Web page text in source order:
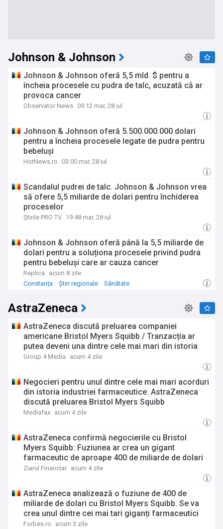
Johnson & Johnson
Johnson & Johnson oferă 5,5 mld. $ pentru a
încheia procesele cu pudra de talc, acuzată că ar
provoca cancer
Observator News 09:12 mar, 28 iul
Johnson & Johnson oferă 5.500.000.000 dolari
pentru a încheia procesele legate de pudra pentru
bebeluși
HotNews.ro 03:00 mar, 28 iul
Scandalul pudrei de talc. Johnson & Johnson vrea
să ofere 5,5 miliarde de dolari pentru închiderea
proceselor
Știrile PRO TV 19:48 mar, 28 iul
Johnson & Johnson oferă până la 5,5 miliarde de
dolari pentru a soluționa procesele privind pudra
pentru bebeluși care ar cauza cancer
Replica
acum 8 zile
Constanța
Știri regionale Sănătate
AstraZeneca
AstraZeneca discută preluarea companiei
americane Bristol Myers Squibb / Tranzacția ar
putea deveni una dintre cele mai mari din istoria
industriei farmaceutice
Group 4 Media acum 4 zile
Negocieri pentru unul dintre cele mai mari acorduri
din istoria industriei farmaceutice. AstraZeneca
discută preluarea Bristol Myers Squibb
Mediafax acum 4 zile
AstraZeneca confirmă negocierile cu Bristol
Myers Squibb: Fuziunea ar crea un gigant
farmaceutic de aproape 400 de miliarde de dolari
Ziarul Financiar acum 4 zile
AstraZeneca analizează o fuziune de 400 de
miliarde de dolari cu Bristol Myers Squibb. Se va
crea unul dintre cei mai tari giganți farmaceutici
din lume
Forbes.ro acum 3 zile